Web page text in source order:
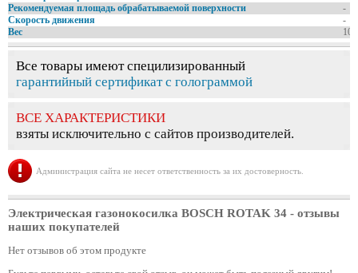
Рекомендуемая площадь обрабатываемой поверхности
-
Скорость движения
-
Вес
Все товары имеют специлизированный
гарантийный сертификат с голограммой
ВСЕ ХАРАКТЕРИСТИКИ
взяты исключительно с сайтов производителей.
Администрация сайта не несет ответственность за их достоверность.
Электрическая газонокосилка BOSCH ROTAK 34 - отзывы
наших покупателей
Нет отзывов об этом продукте